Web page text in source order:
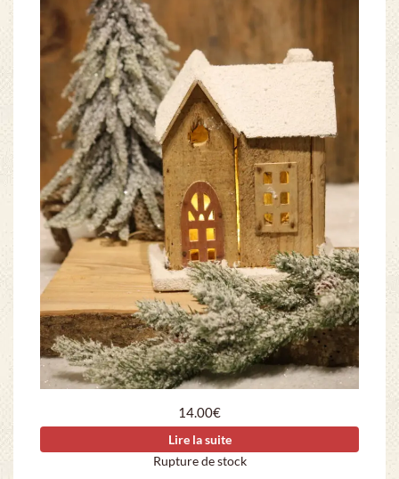
14.00€
Lire la suite
Rupture de stock